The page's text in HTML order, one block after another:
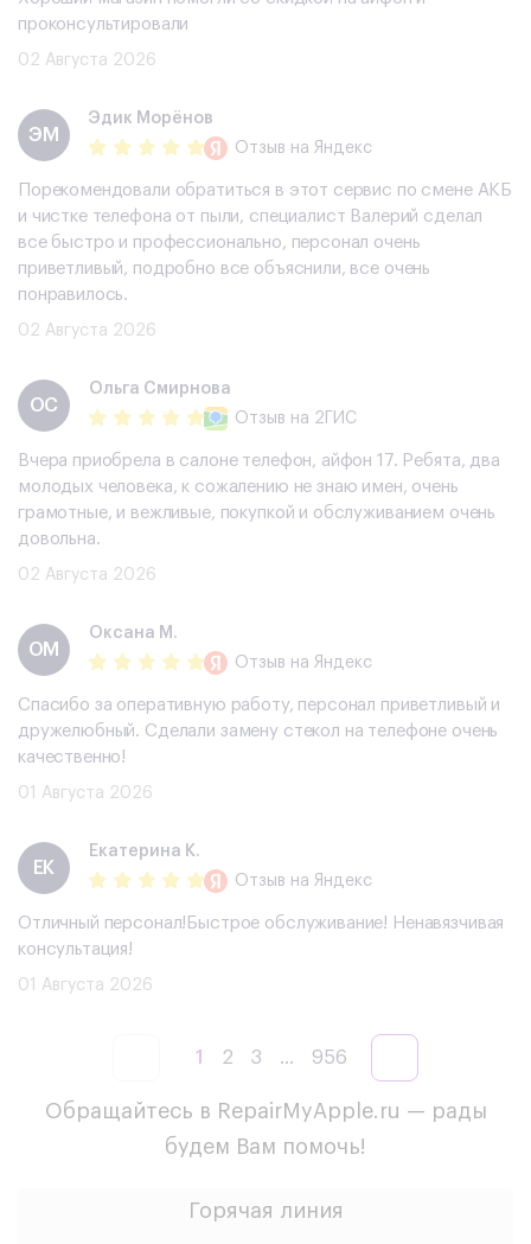
проконсультировали
02 Августа 2026
ЭМ
Эдик Морёнов
Отзыв на Яндекс
Порекомендовали обратиться в этот сервис по смене АКБ
и чистке телефона от пыли, специалист Валерий сделал
все быстро и профессионально, персонал очень
приветливый, подробно все объяснили, все очень
понравилось.
02 Августа 2026
ОС
Ольга Смирнова
Отзыв на 2ГИС
Вчера приобрела в салоне телефон, айфон 17. Ребята, два
молодых человека, к сожалению не знаю имен, очень
грамотные, и вежливые, покупкой и обслуживанием очень
довольна.
02 Августа 2026
ОМ
Оксана М.
Отзыв на Яндекс
Спасибо за оперативную работу, персонал приветливый и
дружелюбный. Сделали замену стекол на телефоне очень
качественно!
01 Августа 2026
ЕК
Екатерина К.
Отзыв на Яндекс
Отличный персонал!Быстрое обслуживание! Ненавязчивая
консультация!
01 Августа 2026
1 2 3 ... 956
Обращайтесь в RepairMyApple.ru — рады
будем Вам помочь!
Горячая линия